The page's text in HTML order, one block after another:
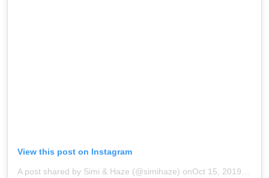
View this post on Instagram
A post shared by Simi & Haze (@simihaze) onOct 15, 2019 at 10:23am PDT